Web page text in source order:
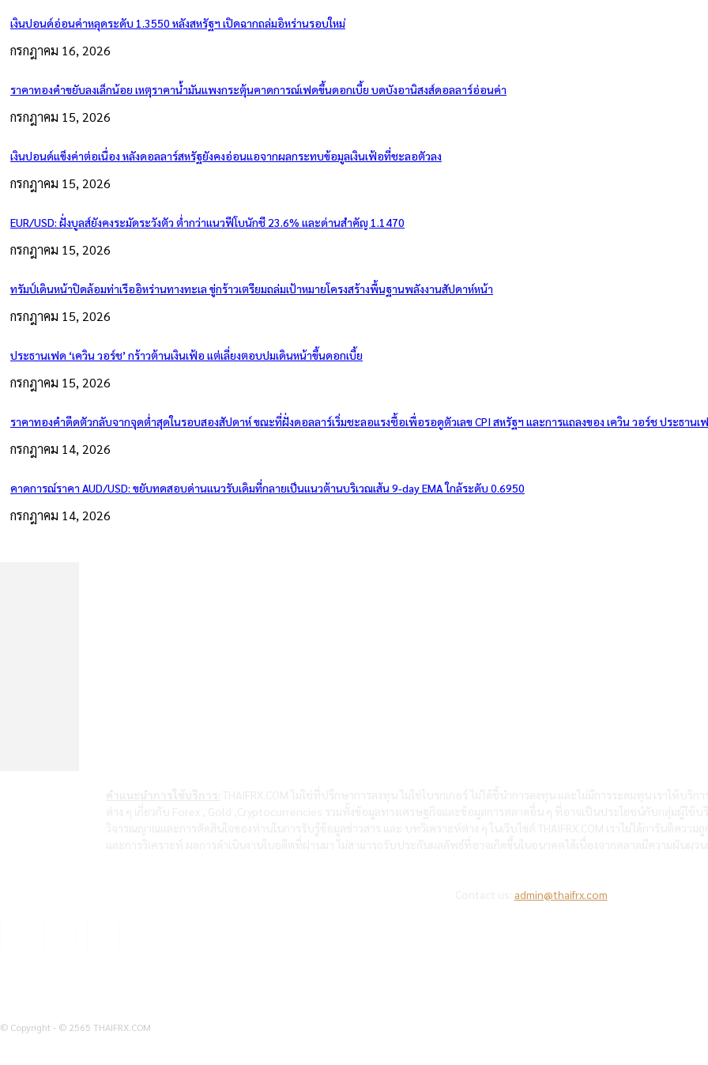
เงินปอนด์อ่อนค่าหลุดระดับ 1.3550 หลังสหรัฐฯ เปิดฉากถล่มอิหร่านรอบใหม่
กรกฎาคม 16, 2026
ราคาทองคำขยับลงเล็กน้อย เหตุราคาน้ำมันแพงกระตุ้นคาดการณ์เฟดขึ้นดอกเบี้ย บดบังอานิสงส์ดอลลาร์อ่อนค่า
กรกฎาคม 15, 2026
เงินปอนด์แข็งค่าต่อเนื่อง หลังดอลลาร์สหรัฐยังคงอ่อนแอจากผลกระทบข้อมูลเงินเฟ้อที่ชะลอตัวลง
กรกฎาคม 15, 2026
EUR/USD: ฝั่งบูลส์ยังคงระมัดระวังตัว ต่ำกว่าแนวฟีโบนักชี 23.6% และด่านสำคัญ 1.1470
กรกฎาคม 15, 2026
ทรัมป์เดินหน้าปิดล้อมท่าเรืออิหร่านทางทะเล ขู่กร้าวเตรียมถล่มเป้าหมายโครงสร้างพื้นฐานพลังงานสัปดาห์หน้า
กรกฎาคม 15, 2026
ประธานเฟด ‘เควิน วอร์ช’ กร้าวต้านเงินเฟ้อ แต่เลี่ยงตอบปมเดินหน้าขึ้นดอกเบี้ย
กรกฎาคม 15, 2026
ราคาทองคำดีดตัวกลับจากจุดต่ำสุดในรอบสองสัปดาห์ ขณะที่ฝั่งดอลลาร์เริ่มชะลอแรงซื้อเพื่อรอดูตัวเลข CPI สหรัฐฯ และการแถลงของ เควิน วอร์ช ประธานเ
กรกฎาคม 14, 2026
คาดการณ์ราคา AUD/USD: ขยับทดสอบด่านแนวรับเดิมที่กลายเป็นแนวต้านบริเวณเส้น 9-day EMA ใกล้ระดับ 0.6950
กรกฎาคม 14, 2026
admin@thaifrx.com
© Copyright - © 2565 THAIFRX.COM